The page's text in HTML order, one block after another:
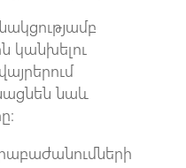
կանխելու
նաև